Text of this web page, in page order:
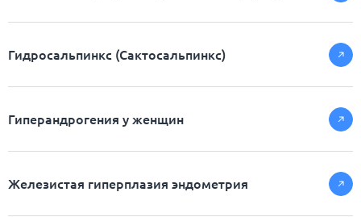
Гидросальпинкс (Сактосальпинкс)
Гиперандрогения у женщин
Железистая гиперплазия эндометрия